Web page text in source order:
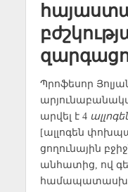
Պրոֆեսոր
արվել է 4
[ալլոգեն
ցողունային
անհատից, ով